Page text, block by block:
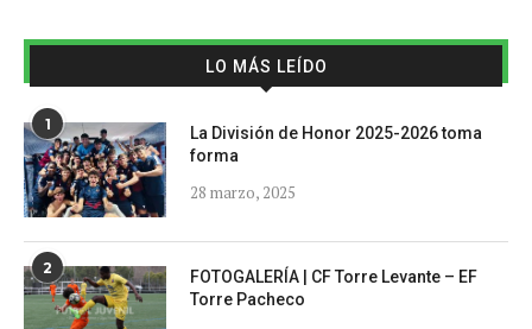
LO MÁS LEÍDO
1
La División de Honor 2025-2026 toma
forma
28 marzo, 2025
2
FOTOGALERÍA | CF Torre Levante – EF
Torre Pacheco